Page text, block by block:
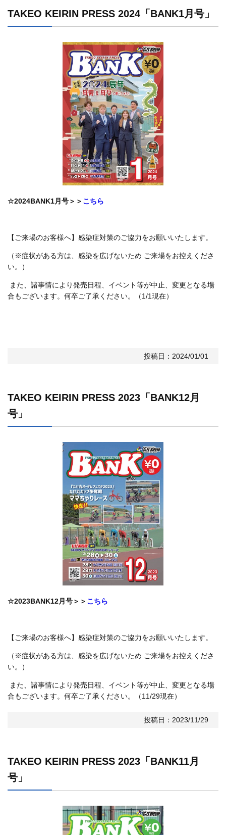
TAKEO KEIRIN PRESS 2024「BANK1月号」
☆2024BANK1月号＞＞ こちら
【ご来場のお客様へ】感染症対策のご協力をお願いいたします。
（※症状がある方は、感染を広げないため ご来場をお控えくださ
い。）
また、諸事情により発売日程、イベント等が中止、変更となる場
合もございます。何卒ご了承ください。（1/1現在）
投稿日：2024/01/01
TAKEO KEIRIN PRESS 2023「BANK12月
号」
☆2023BANK12月号＞＞ こちら
【ご来場のお客様へ】感染症対策のご協力をお願いいたします。
（※症状がある方は、感染を広げないため ご来場をお控えくださ
い。）
また、諸事情により発売日程、イベント等が中止、変更となる場
合もございます。何卒ご了承ください。（11/29現在）
投稿日：2023/11/29
TAKEO KEIRIN PRESS 2023「BANK11月
号」